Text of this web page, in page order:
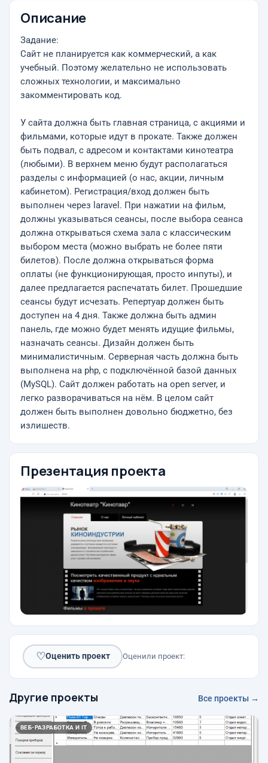
Описание
Задание:
Сайт не планируется как коммерческий, а как
учебный. Поэтому желательно не использовать
сложных технологии, и максимально
закомментировать код.
У сайта должна быть главная страница, с акциями и
фильмами, которые идут в прокате. Также должен
быть подвал, с адресом и контактами кинотеатра
(любыми). В верхнем меню будут располагаться
разделы с информацией (о нас, акции, личным
кабинетом). Регистрация/вход должен быть
выполнен через laravel. При нажатии на фильм,
должны указываться сеансы, после выбора сеанса
должна открываться схема зала с классическим
выбором места (можно выбрать не более пяти
билетов). После должна открываться форма
оплаты (не функционирующая, просто инпуты), и
далее предлагается распечатать билет. Прошедшие
сеансы будут исчезать. Репертуар должен быть
доступен на 4 дня. Также должна быть админ
панель, где можно будет менять идущие фильмы,
назначать сеансы. Дизайн должен быть
минималистичным. Серверная часть должна быть
выполнена на php, с подключённой базой данных
(MySQL). Сайт должен работать на open server, и
легко разворачиваться на нём. В целом сайт
должен быть выполнен довольно бюджетно, без
излишеств.
Презентация проекта
♡Оценить проект Оценили проект:
Другие проекты Все проекты →
ВЕБ-РАЗРАБОТКА И IT